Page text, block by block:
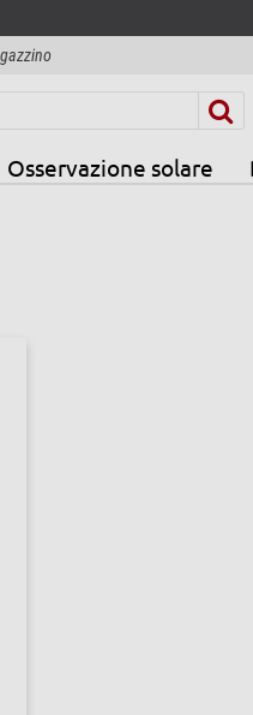
Osservazione solare